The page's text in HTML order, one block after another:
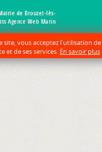
de Brouzet-lès-
Agence Web Marin
site, vous acceptez l'utilisation
et de ses services. En savoir plus